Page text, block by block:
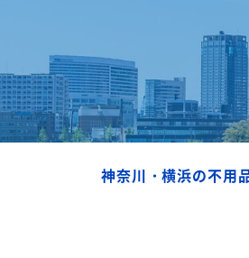
神奈川・横浜の不用